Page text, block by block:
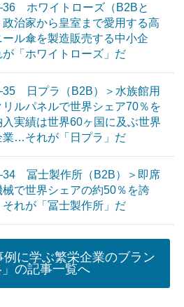
ホワイトローズ（B2Bと
政治家から皇室まで愛用する高
ル傘を製造販売する中小企
「ホワイトローズ」だ
日プラ（B2B）＞水族館用
リルパネルで世界シェア70％を
実績は世界60ヶ国に及ぶ世界
業…それが「日プラ」だ
冨士製作所（B2B）＞即席
で世界シェアの約50％を誇
それが「冨士製作所」だ
例に学ぶ繁栄企業のブラン
」の記事一覧へ